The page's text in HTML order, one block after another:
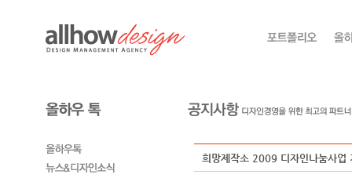
희망제작소 2009 디자인나눔사업